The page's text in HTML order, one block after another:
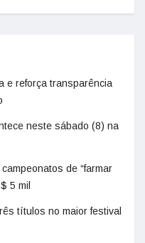
e reforça transparência
neste sábado (8) na
de “farmar
5 mil
títulos no maior festival